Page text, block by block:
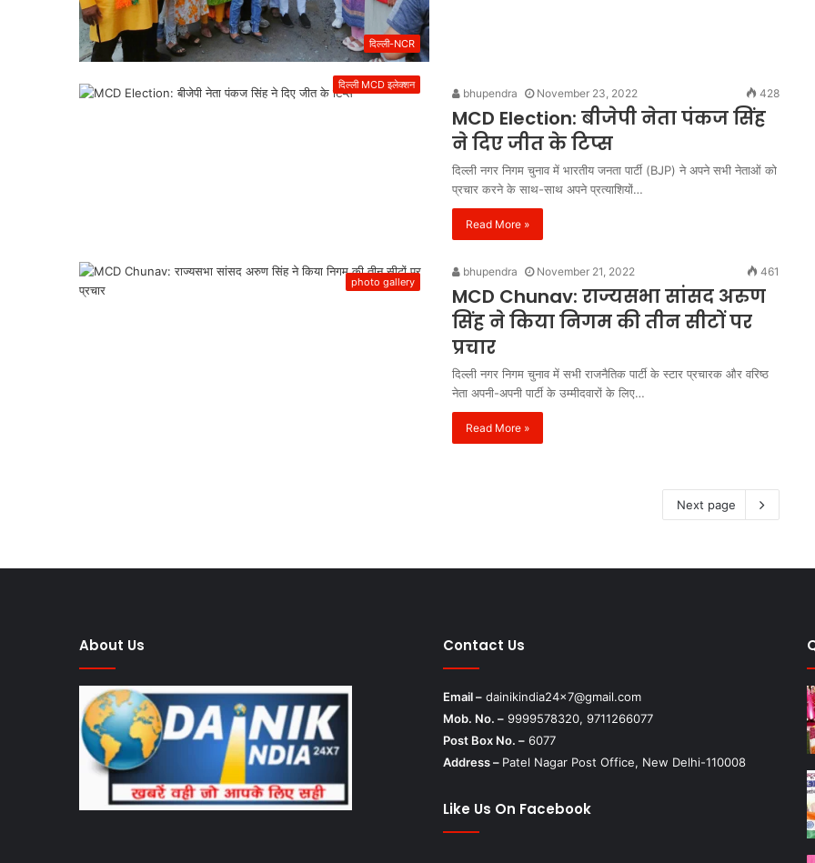
दिल्ली-NCR
दिल्ली MCD इलेक्शन
bhupendra November 23, 2022 428
MCD Election: बीजेपी नेता पंकज सिंह
ने दिए जीत के टिप्स
दिल्ली नगर निगम चुनाव में भारतीय जनता पार्टी (BJP) ने अपने सभी नेताओं को
प्रचार करने के साथ-साथ अपने प्रत्याशियों…
Read More »
photo gallery
bhupendra November 21, 2022 461
MCD Chunav: राज्यसभा सांसद अरुण
सिंह ने किया निगम की तीन सीटों पर
प्रचार
दिल्ली नगर निगम चुनाव में सभी राजनैतिक पार्टी के स्टार प्रचारक और वरिष्ठ
नेता अपनी-अपनी पार्टी के उम्मीदवारों के लिए…
Read More »
Next page
About Us Contact Us
Email – dainikindia24x7@gmail.com
Mob. No. –9999578320, 9711266077
Post Box No. –6077
Address – Patel Nagar Post Office, New Delhi-110008
Like Us On Facebook